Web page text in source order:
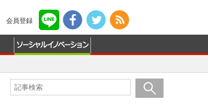
会員登録